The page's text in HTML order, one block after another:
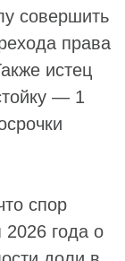
совершить
права
истец
— 1
спор
года о